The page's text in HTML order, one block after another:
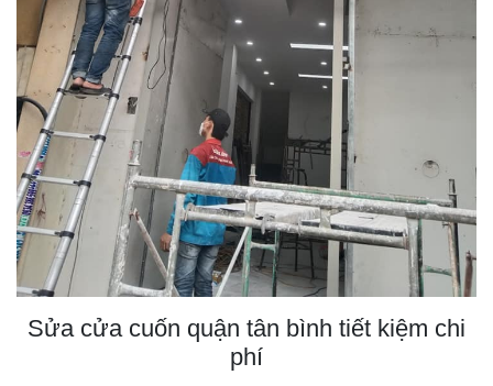
Sửa cửa cuốn quận tân bình tiết kiệm chi
phí